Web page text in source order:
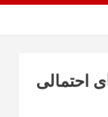
احتمالی